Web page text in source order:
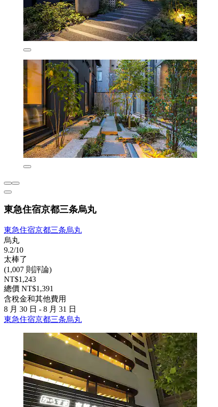
東急住宿京都三条烏丸
東急住宿京都三条烏丸
烏丸
9.2/10
太棒了
(1,007 則評論)
NT$1,243
總價 NT$1,391
含稅金和其他費用
8 月 30 日 - 8 月 31 日
東急住宿京都三条烏丸